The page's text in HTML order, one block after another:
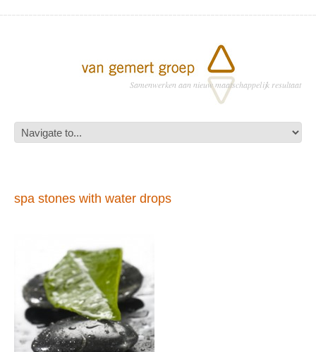
Samenwerken aan nieuw maatschappelijk resultaat
spa stones with water drops